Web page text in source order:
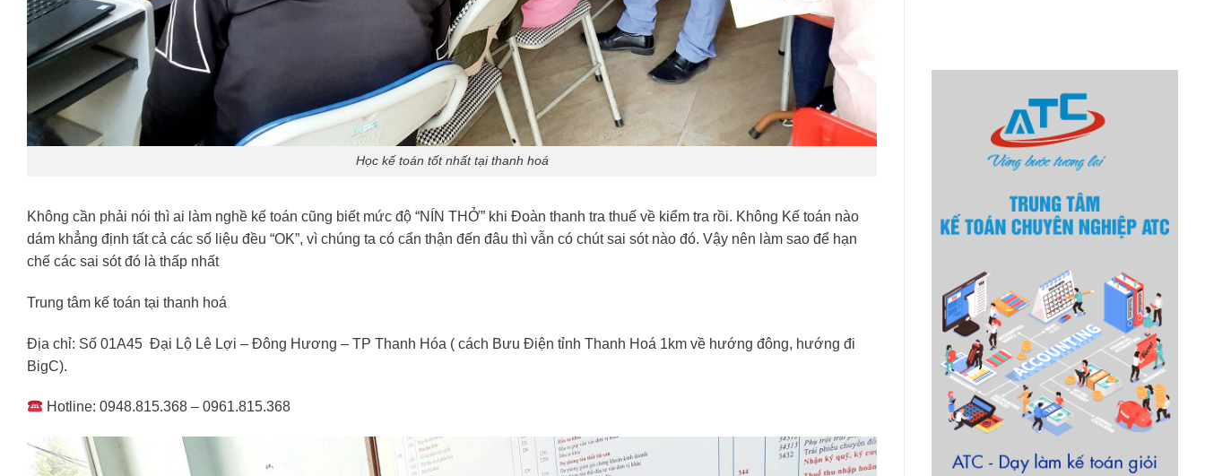
Học kế toán tốt nhất tại thanh hoá
Không cần phải nói thì ai làm nghề kế toán cũng biết mức độ “NÍN THỞ” khi Đoàn thanh tra thuế về kiểm tra rồi. Không Kế toán nào
dám khẳng định tất cả các số liệu đều “OK”, vì chúng ta có cẩn thận đến đâu thì vẫn có chút sai sót nào đó. Vậy nên làm sao để hạn
chế các sai sót đó là thấp nhất
Trung tâm kế toán tại thanh hoá
Địa chỉ: Số 01A45 Đại Lộ Lê Lợi – Đông Hương – TP Thanh Hóa ( cách Bưu Điện tỉnh Thanh Hoá 1km về hướng đông, hướng đi
BigC).
Hotline: 0948.815.368 – 0961.815.368